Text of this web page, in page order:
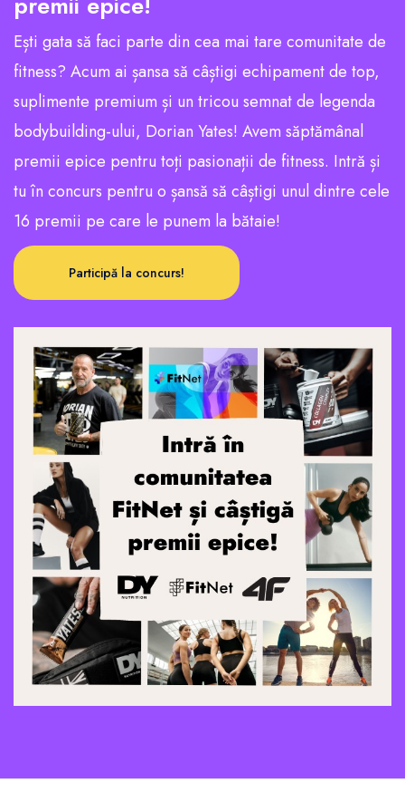
Ești gata să faci parte din cea mai tare comunitate de
fitness? Acum ai șansa să câștigi echipament de top,
suplimente premium și un tricou semnat de legenda
bodybuilding-ului, Dorian Yates! Avem săptămânal
premii epice pentru toți pasionații de fitness. Intră și
tu în concurs pentru o șansă să câștigi unul dintre cele
16 premii pe care le punem la bătaie!
Participă la concurs!